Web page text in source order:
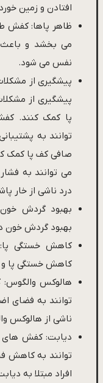
افتادن و زمین
ظاهر پاها: کفش
می بخشد و باعث
نفس می شود.
پیشگیری از
پیشگیری از
پا کمک کنند.
توانند به
صافی کف پا کمک
می توانند به
درد ناشی از خار
بهبود گردش
بهبود گردش خون
کاهش خستگی
کاهش خستگی پا و
هالوکس
توانند به فضای
ناشی از هالوکس
دیابت: کفش های
توانند به کاهش
افراد مبتلا به